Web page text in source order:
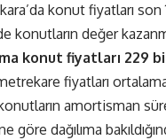
konut fiyatları
konutların değer
konut fiyatları 229
fiyatları
amortisman
göre dağılıma